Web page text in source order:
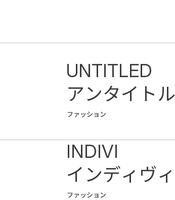
ファッション
UNTITLED
アンタイトル
ファッション
INDIVI
インディヴィ